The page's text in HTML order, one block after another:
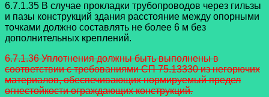
6.7.1.35 В случае прокладки трубопроводов через гильзы
и пазы конструкций здания расстояние между опорными
точками должно составлять не более 6 м без
дополнительных креплений.
6.7.1.36 Уплотнения должны быть выполнены в
соответствии с требованиямиСП 75.13330 из негорючих
материалов, обеспечивающих нормируемый предел
огнестойкости ограждающих конструкций.